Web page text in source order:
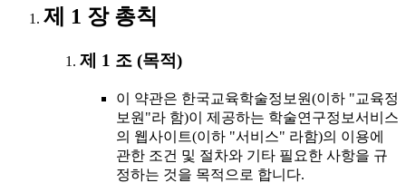
제 1 장 총칙
제 1 조 (목적)
이 약관은 한국교육학술정보원(이하 "교육정
보원"라 함)이 제공하는 학술연구정보서비스
의 웹사이트(이하 "서비스" 라함)의 이용에
관한 조건 및 절차와 기타 필요한 사항을 규
정하는 것을 목적으로 합니다.